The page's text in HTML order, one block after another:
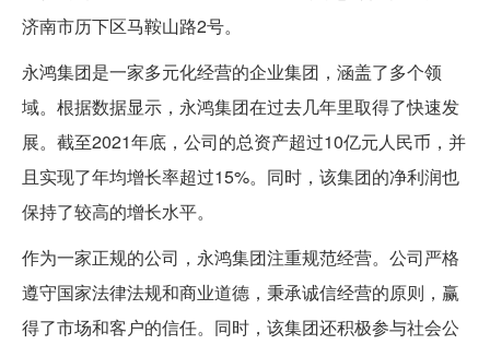
济南市历下区马鞍山路2号。
永鸿集团是一家多元化经营的企业集团，涵盖了多个领
域。根据数据显示，永鸿集团在过去几年里取得了快速发
展。截至2021年底，公司的总资产超过10亿元人民币，并
且实现了年均增长率超过15%。同时，该集团的净利润也
保持了较高的增长水平。
作为一家正规的公司，永鸿集团注重规范经营。公司严格
遵守国家法律法规和商业道德，秉承诚信经营的原则，赢
得了市场和客户的信任。同时，该集团还积极参与社会公